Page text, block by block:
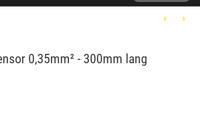
0,35mm² - 300mm lang